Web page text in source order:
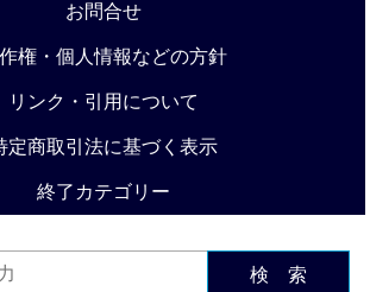
お問合せ
権・個人情報などの方針
リンク・引用について
定商取引法に基づく表示
終了カテゴリー
検 索